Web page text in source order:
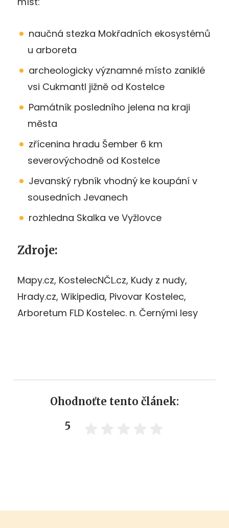
naučná stezka Mokřadních ekosystémů
u arboreta
archeologicky významné místo zaniklé
vsi Cukmantl jižně od Kostelce
Památník posledního jelena na kraji
města
zřícenina hradu Šember 6 km
severovýchodně od Kostelce
Jevanský rybník vhodný ke koupání v
sousedních Jevanech
rozhledna Skalka ve Vyžlovce
Zdroje:
Mapy.cz, KostelecNČL.cz, Kudy z nudy,
Hrady.cz, Wikipedia, Pivovar Kostelec,
Arboretum FLD Kostelec. n. Černými lesy
Ohodnoťte tento článek:
5